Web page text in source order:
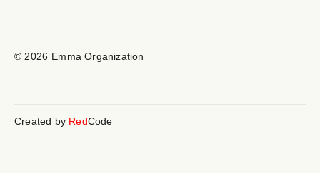
© 2026 Emma Organization
Created by RedCode